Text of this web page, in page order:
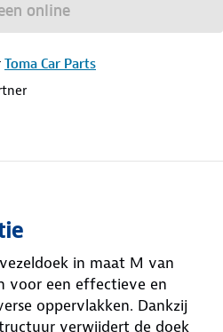
online
Toma Car Parts
in maat M van
voor een effectieve en
oppervlakken. Dankzij
verwijdert de doek